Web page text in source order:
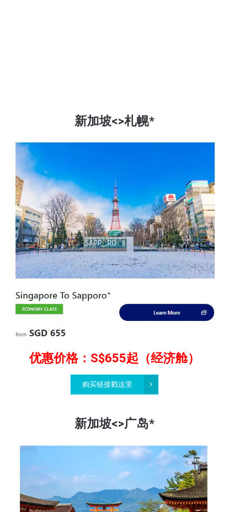
新加坡<>札幌*
优惠价格：S$655起（经济舱）
购买链接戳这里
新加坡<>广岛*